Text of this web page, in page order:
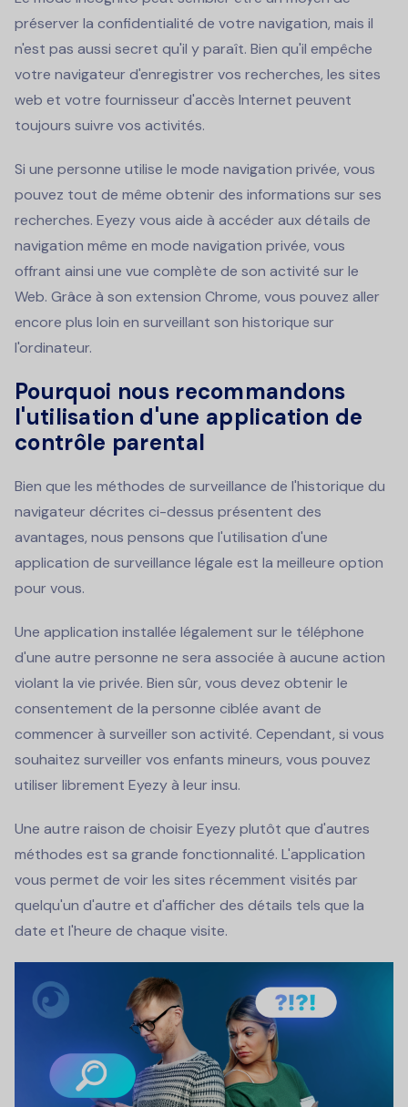
préserver la confidentialité de votre navigation, mais il
n'est pas aussi secret qu'il y paraît. Bien qu'il empêche
votre navigateur d'enregistrer vos recherches, les sites
web et votre fournisseur d'accès Internet peuvent
toujours suivre vos activités.
Si une personne utilise le mode navigation privée, vous
pouvez tout de même obtenir des informations sur ses
recherches. Eyezy vous aide à accéder aux détails de
navigation même en mode navigation privée, vous
offrant ainsi une vue complète de son activité sur le
Web. Grâce à son extension Chrome, vous pouvez aller
encore plus loin en surveillant son historique sur
l'ordinateur.
Pourquoi nous recommandons
l'utilisation d'une application de
contrôle parental
Bien que les méthodes de surveillance de l'historique du
navigateur décrites ci-dessus présentent des
avantages, nous pensons que l'utilisation d'une
application de surveillance légale est la meilleure option
pour vous.
Une application installée légalement sur le téléphone
d'une autre personne ne sera associée à aucune action
violant la vie privée. Bien sûr, vous devez obtenir le
consentement de la personne ciblée avant de
commencer à surveiller son activité. Cependant, si vous
souhaitez surveiller vos enfants mineurs, vous pouvez
utiliser librement Eyezy à leur insu.
Une autre raison de choisir Eyezy plutôt que d'autres
méthodes est sa grande fonctionnalité. L'application
vous permet de voir les sites récemment visités par
quelqu'un d'autre et d'afficher des détails tels que la
date et l'heure de chaque visite.